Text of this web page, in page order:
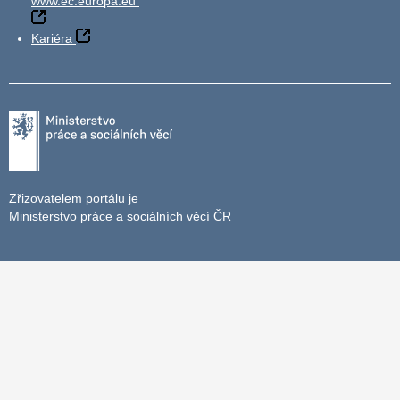
Kariéra
Zřizovatelem portálu je
Ministerstvo práce a sociálních věcí ČR